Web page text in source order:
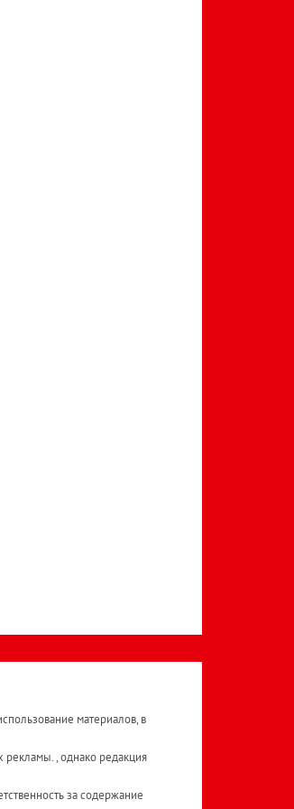
материалов, в
рекламы. , однако редакция
за содержание